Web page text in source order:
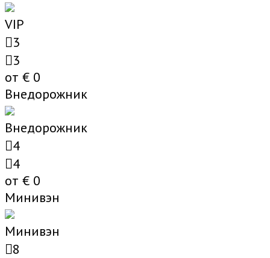
VIP
3
3
от € 0
Внедорожник
Внедорожник
4
4
от € 0
Минивэн
Минивэн
8